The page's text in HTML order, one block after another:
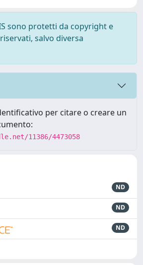
sono protetti da copyright e
salvo diversa
per citare o creare un
11386/4473058
ND
ND
ND